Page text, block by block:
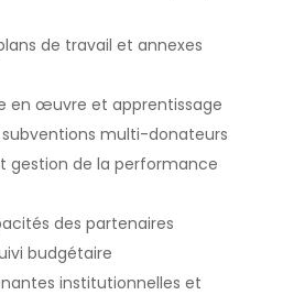
de travail et annexes
en œuvre et apprentissage
multi-donateurs
gestion de la performance
des partenaires
budgétaire
institutionnelles et